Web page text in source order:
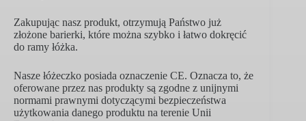
Zakupując nasz produkt, otrzymują Państwo już
złożone barierki, które można szybko i łatwo dokręcić
do ramy łóżka.
Nasze łóżeczko posiada oznaczenie CE. Oznacza to, że
oferowane przez nas produkty są zgodne z unijnymi
normami prawnymi dotyczącymi bezpieczeństwa
użytkowania danego produktu na terenie Unii